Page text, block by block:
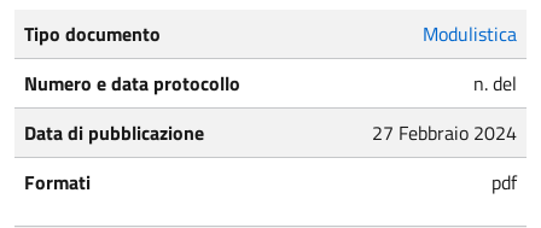
Tipo documento
Modulistica
Numero e data protocollo
n. del
Data di pubblicazione
27 Febbraio 2024
Formati
pdf